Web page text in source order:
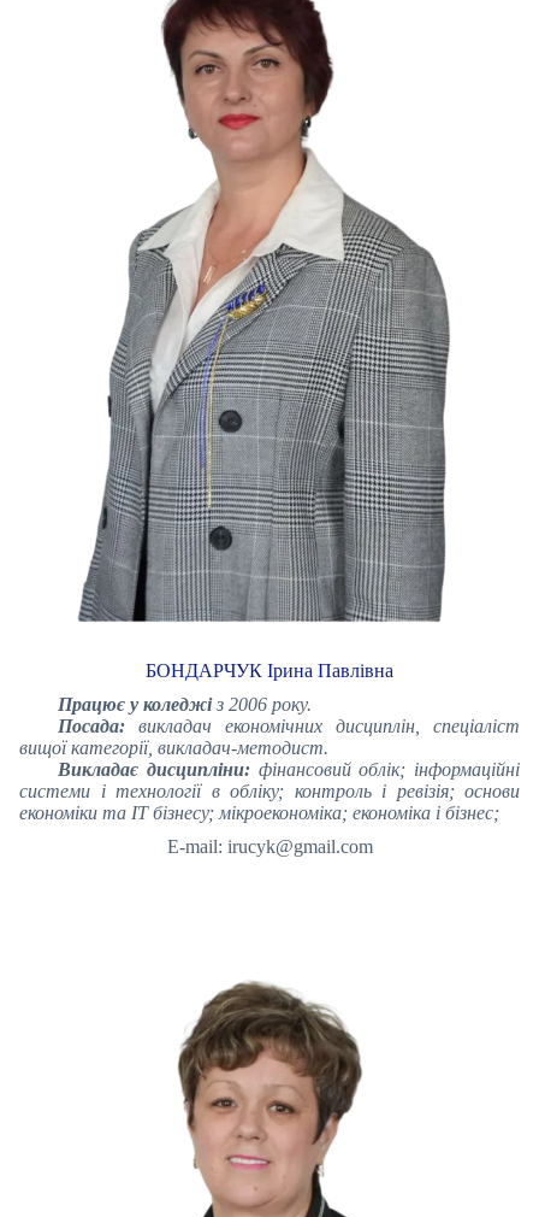
БОНДАРЧУК Ірина Павлівна
Працює у коледжіз 2006 року.
Посада:
викладач економічних дисциплін, спеціаліст
вищої категорії, викладач-методист.
Викладає дисципліни:фінансовий облік; інформаційні
системи і технології в обліку; контроль і ревізія; основи
економіки та ІТ бізнесу; мікроекономіка; економіка і бізнес;
E-mail: irucyk@gmail.com